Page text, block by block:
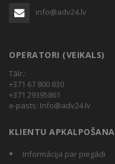
info@adv24.lv
OPERATORI (VEIKALS)
Tālr.:
+371 67 800 830
+371 29395861
e-pasts: Info@adv24.lv
KLIENTU APKALPOŠANA
Informācija par piegādi